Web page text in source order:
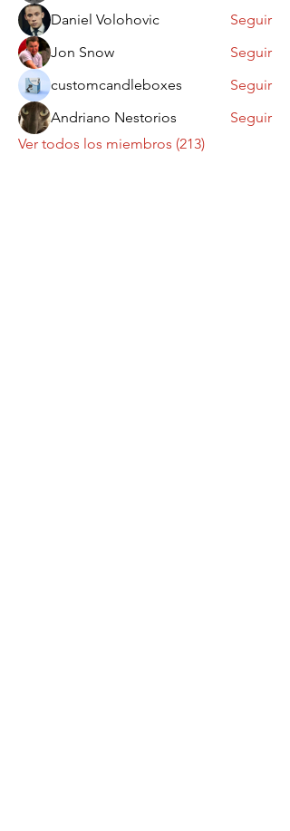
Daniel Volohovic
Seguir
Jon Snow
Seguir
customcandleboxes
Seguir
Andriano Nestorios
Seguir
Ver todos los miembros (213)